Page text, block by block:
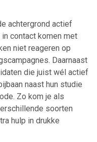
achtergrond actief
contact komen met
niet reageren op
Daarnaast
die juist wél actief
naast hun studie
Zo kom je als
soorten
hulp in drukke